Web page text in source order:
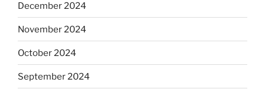
December 2024
November 2024
October 2024
September 2024